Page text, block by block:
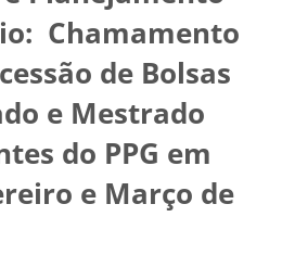
Chamamento
de Bolsas
e Mestrado
do PPG em
e Março de